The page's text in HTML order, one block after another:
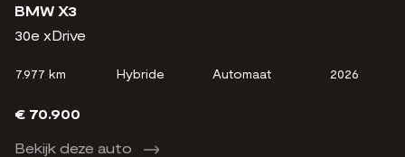
BMW X3
30e xDrive
7.977 km Hybride Automaat 2026
€ 70.900
Bekijk deze auto